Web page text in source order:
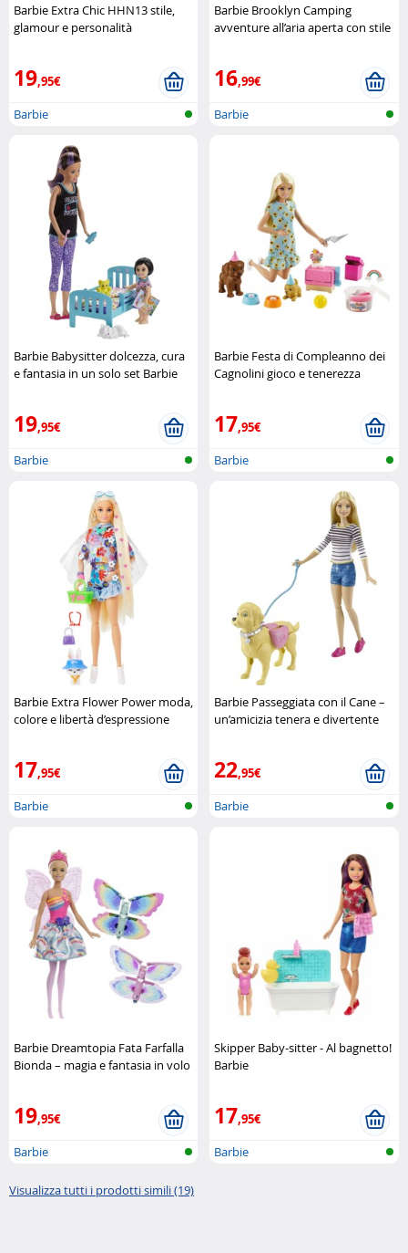
Barbie Extra Chic HHN13 stile,
glamour e personalità
19,95€
Barbie
Barbie Brooklyn Camping
avventure all’aria aperta con stile
16,99€
Barbie
Barbie Babysitter dolcezza, cura
e fantasia in un solo set Barbie
19,95€
Barbie
Barbie Festa di Compleanno dei
Cagnolini gioco e tenerezza
17,95€
Barbie
Barbie Extra Flower Power moda,
colore e libertà d’espressione
17,95€
Barbie
Barbie Passeggiata con il Cane –
un’amicizia tenera e divertente
22,95€
Barbie
Barbie Dreamtopia Fata Farfalla
Bionda – magia e fantasia in volo
19,95€
Barbie
Skipper Baby-sitter - Al bagnetto!
Barbie
17,95€
Barbie
Visualizza tutti i prodotti simili (19)